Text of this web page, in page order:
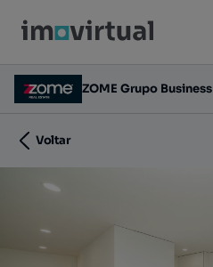
ZOME Grupo Business
Voltar